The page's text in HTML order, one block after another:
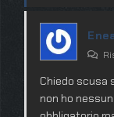
Chiedo scusa
non ho